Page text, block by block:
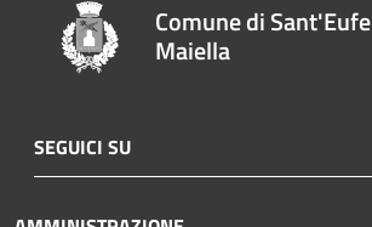
Comune di
Maiella
SEGUICI SU